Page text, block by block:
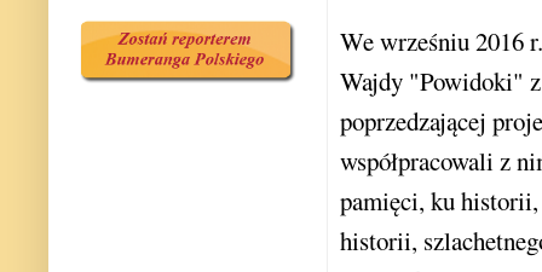
We wrześniu 2016
Wajdy "Powidoki" z
poprzedzającej
współpracowali z
pamięci, ku historii,
historii,